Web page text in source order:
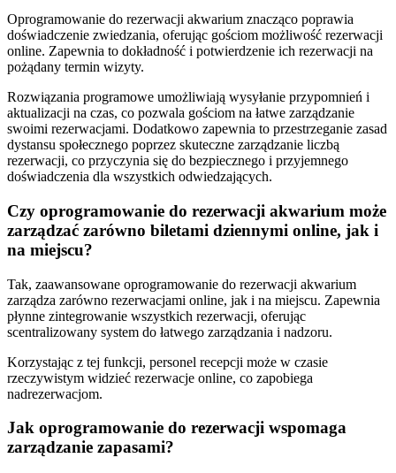
Oprogramowanie do rezerwacji akwarium znacząco poprawia
doświadczenie zwiedzania, oferując gościom możliwość rezerwacji
online. Zapewnia to dokładność i potwierdzenie ich rezerwacji na
pożądany termin wizyty.
Rozwiązania programowe umożliwiają wysyłanie przypomnień i
aktualizacji na czas, co pozwala gościom na łatwe zarządzanie
swoimi rezerwacjami. Dodatkowo zapewnia to przestrzeganie zasad
dystansu społecznego poprzez skuteczne zarządzanie liczbą
rezerwacji, co przyczynia się do bezpiecznego i przyjemnego
doświadczenia dla wszystkich odwiedzających.
Czy oprogramowanie do rezerwacji akwarium może
zarządzać zarówno biletami dziennymi online, jak i
na miejscu?
Tak, zaawansowane oprogramowanie do rezerwacji akwarium
zarządza zarówno rezerwacjami online, jak i na miejscu. Zapewnia
płynne zintegrowanie wszystkich rezerwacji, oferując
scentralizowany system do łatwego zarządzania i nadzoru.
Korzystając z tej funkcji, personel recepcji może w czasie
rzeczywistym widzieć rezerwacje online, co zapobiega
nadrezerwacjom.
Jak oprogramowanie do rezerwacji wspomaga
zarządzanie zapasami?